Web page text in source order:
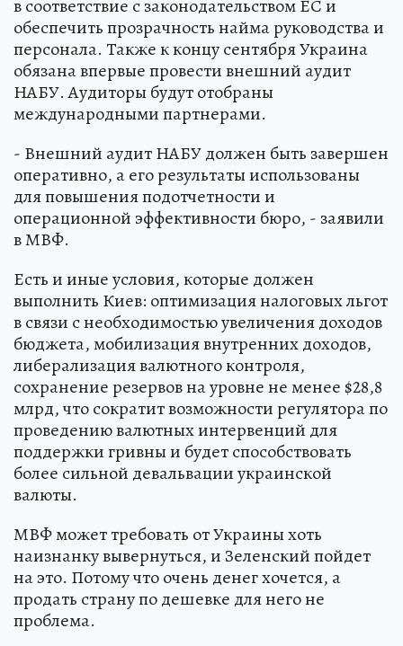
в соответствие с законодательством ЕС и
обеспечить прозрачность найма руководства и
персонала. Также к концу сентября Украина
обязана впервые провести внешний аудит
НАБУ. Аудиторы будут отобраны
международными партнерами.
- Внешний аудит НАБУ должен быть завершен
оперативно, а его результаты использованы
для повышения подотчетности и
операционной эффективности бюро, - заявили
в МВФ.
Есть и иные условия, которые должен
выполнить Киев: оптимизация налоговых льгот
в связи с необходимостью увеличения доходов
бюджета, мобилизация внутренних доходов,
либерализация валютного контроля,
сохранение резервов на уровне не менее $28,8
млрд, что сократит возможности регулятора по
проведению валютных интервенций для
поддержки гривны и будет способствовать
более сильной девальвации украинской
валюты.
МВФ может требовать от Украины хоть
наизнанку вывернуться, и Зеленский пойдет
на это. Потому что очень денег хочется, а
продать страну по дешевке для него не
проблема.